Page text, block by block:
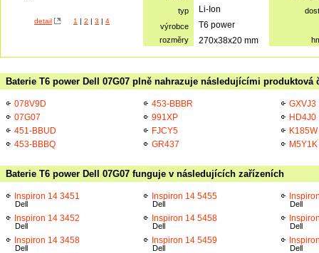
detail 1 | 2 | 3 | 4
typ
Li-Ion
výrobce
T6 power
rozměry 270x38x20 mm
Baterie T6 power Dell 07G07 plně nahrazuje následujícími produktová
078V9D
07G07
451-BBUD
453-BBBQ
453-BBBR
991XP
FJCY5
GR437
GXVJ3
HD4J0
K185W
M5Y1K
Baterie T6 power Dell 07G07 funguje v následujících zařízeních
Inspiron 14 3451
Dell
Inspiron 14 3452
Dell
Inspiron 14 3458
Dell
Inspiron 14 5455
Dell
Inspiron 14 5458
Dell
Inspiron 14 5459
Dell
Dell
Dell
Dell